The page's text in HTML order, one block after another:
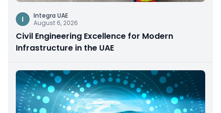
I
Integra UAE
August 6, 2026
Civil Engineering Excellence for Modern
Infrastructure in the UAE